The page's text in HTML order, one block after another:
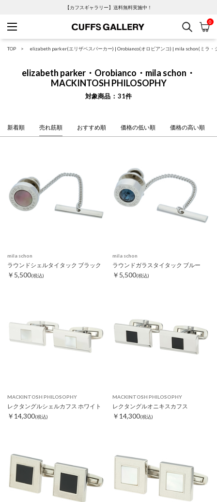
【カフスギャラリー】送料無料実施中！
Cuffs Gallery
検索 カ
0
TOP elizabeth parker(エリザベスパーカー) | Orobianco(オロビアンコ) | mila schon(ミラ・
elizabeth parker・Orobianco・mila schon・
MACKINTOSH PHILOSOPHY
対象商品 31件
新着順 売れ筋順 おすすめ順 価格の低い順 価格の高い順
mila schon
ラウンドシェルタイタック ブラック
￥5,500(税込)
mila schon
ラウンドガラスタイタック ブルー
￥5,500(税込)
MACKINTOSH PHILOSOPHY
レクタングルシェルカフス ホワイト
￥14,300(税込)
MACKINTOSH PHILOSOPHY
レクタングルオニキスカフス
￥14,300(税込)